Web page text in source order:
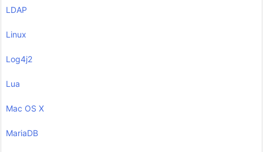
LDAP
Linux
Log4j2
Lua
Mac OS X
MariaDB